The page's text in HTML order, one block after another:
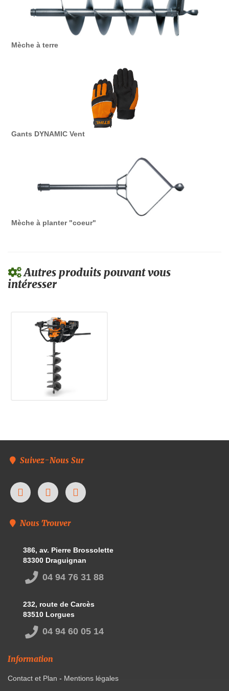
Mèche à terre
Gants DYNAMIC Vent
Mèche à planter "coeur"
Autres produits pouvant vous
intéresser
Suivez-Nous Sur
Nous Trouver
386, av. Pierre Brossolette
83300 Draguignan
04 94 76 31 88
232, route de Carcès
83510 Lorgues
04 94 60 05 14
Information
Contact et Plan - Mentions légales